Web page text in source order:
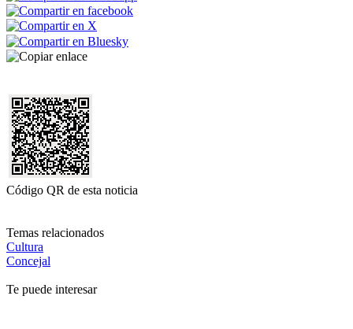
Código QR de esta noticia
Temas relacionados
Cultura
Concejal
Te puede interesar